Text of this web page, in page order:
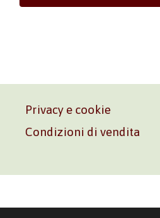
Privacy e cookie
Condizioni di vendita